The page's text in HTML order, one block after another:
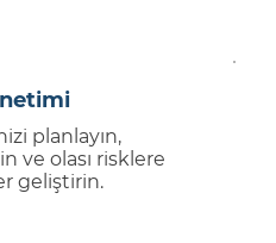
planlayın,
ve olası risklere
geliştirin.